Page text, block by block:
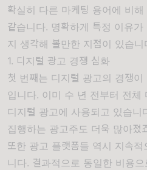
확실히 다른 마케팅 용어에 비
같습니다. 명확하게 특정 이유
지 생각해 볼만한 지점이 있습니
1. 디지털 광고 경쟁 심화
첫 번째는 디지털 광고의 경쟁
입니다. 이미 수 년 전부터 전체
디지털 광고에 사용되고 있습니
집행하는 광고주도 더욱 많아졌
또한 광고 플랫폼들 역시 지속
니다. 결과적으로 동일한 비용